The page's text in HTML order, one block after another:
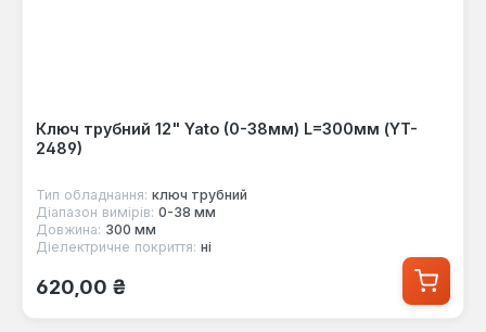
Ключ трубний 12" Yato (0-38мм) L=300мм (YT-
2489)
Тип обладнання: ключ трубний
Діапазон вимірів: 0-38 мм
Довжина: 300 мм
Діелектричне покриття: ні
Звичайна ціна:
620,00 ₴